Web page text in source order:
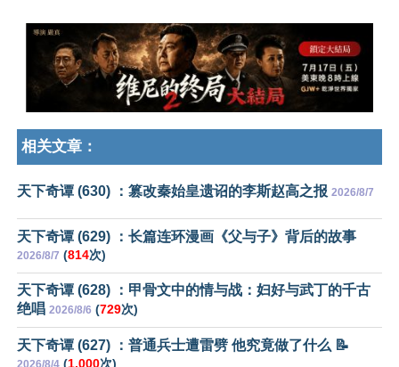
相关文章：
天下奇谭 (630) ：篡改秦始皇遗诏的李斯赵高之报 2026/8/7
天下奇谭 (629) ：长篇连环漫画《父与子》背后的故事
2026/8/7 (814次)
天下奇谭 (628) ：甲骨文中的情与战：妇好与武丁的千古
绝唱 2026/8/6 (729次)
天下奇谭 (627) ：普通兵士遭雷劈 他究竟做了什么 📝
2026/8/4 (1,000次)